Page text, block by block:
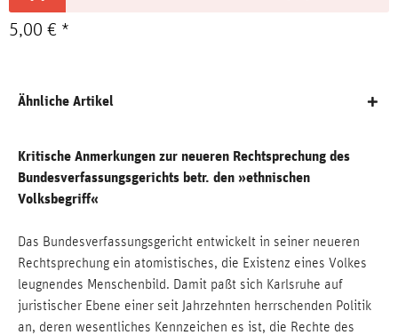
5,00 € *
Ähnliche Artikel
Kritische Anmerkungen zur neueren Rechtsprechung des
Bundesverfassungsgerichts betr. den »ethnischen
Volksbegriff«
Das Bundesverfassungsgericht entwickelt in seiner neueren
Rechtsprechung ein atomistisches, die Existenz eines Volkes
leugnendes Menschenbild. Damit paßt sich Karlsruhe auf
juristischer Ebene einer seit Jahrzehnten herrschenden Politik
an, deren wesentliches Kennzeichen es ist, die Rechte des